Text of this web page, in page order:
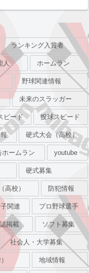
ランキング入賞者
人 ホームラン
野球関連情報
未来のスラッガー
ピード 投球スピード
硬式大会（高校）
ホームラン youtube
硬式募集
高校） 防犯情報
関連 プロ野球選手
掲載 ソフト募集
社会人・大学募集
地域情報